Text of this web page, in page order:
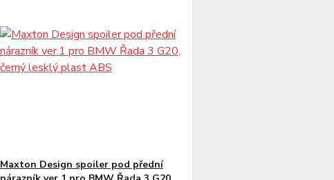
Maxton Design spoiler pod přední